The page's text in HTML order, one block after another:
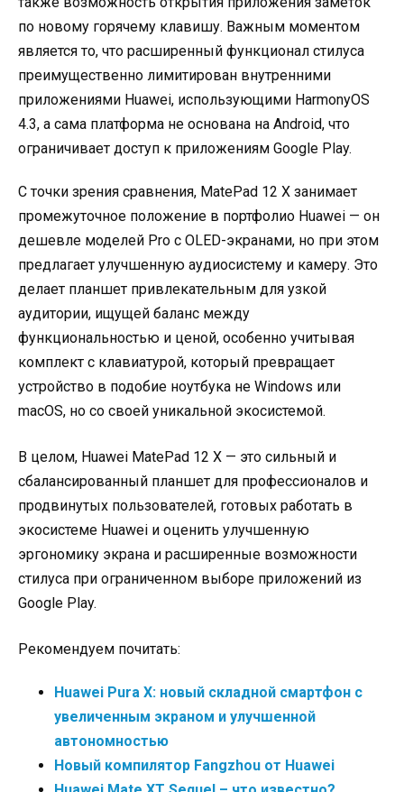
по новому горячему клавишу. Важным моментом
является то, что расширенный функционал стилуса
преимущественно лимитирован внутренними
приложениями Huawei, использующими HarmonyOS
4.3, а сама платформа не основана на Android, что
ограничивает доступ к приложениям Google Play.
С точки зрения сравнения, MatePad 12 X занимает
промежуточное положение в портфолио Huawei — он
дешевле моделей Pro с OLED-экранами, но при этом
предлагает улучшенную аудиосистему и камеру. Это
делает планшет привлекательным для узкой
аудитории, ищущей баланс между
функциональностью и ценой, особенно учитывая
комплект с клавиатурой, который превращает
устройство в подобие ноутбука не Windows или
macOS, но со своей уникальной экосистемой.
В целом, Huawei MatePad 12 X — это сильный и
сбалансированный планшет для профессионалов и
продвинутых пользователей, готовых работать в
экосистеме Huawei и оценить улучшенную
эргономику экрана и расширенные возможности
стилуса при ограниченном выборе приложений из
Google Play.
Рекомендуем почитать:
Huawei Pura X: новый складной смартфон с
увеличенным экраном и улучшенной
автономностью
Новый компилятор Fangzhou от Huawei